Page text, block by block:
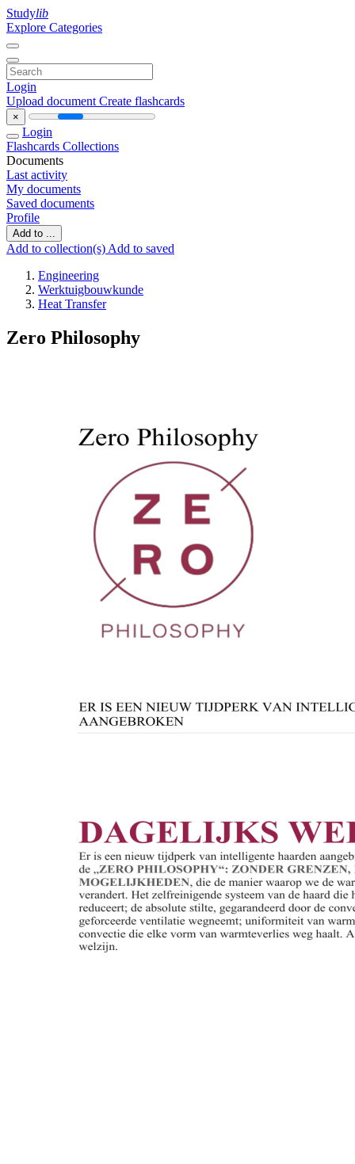
Studylib
Explore Categories
Login
Upload document Create flashcards
×
Login
Flashcards Collections
Documents
Last activity
My documents
Saved documents
Profile
Add to ...
Add to collection(s) Add to saved
Engineering
Werktuigbouwkunde
Heat Transfer
Zero Philosophy